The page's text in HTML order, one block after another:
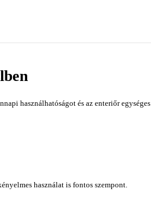
használhatóságot és az enteriőr
használat is fontos szempont.